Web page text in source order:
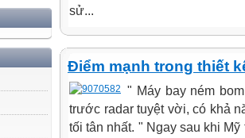
sử...
Điểm mạnh trong thiết
" Máy bay ném
trước radar tuyệt vời, có khả
tối tân nhất. " Ngay sau khi